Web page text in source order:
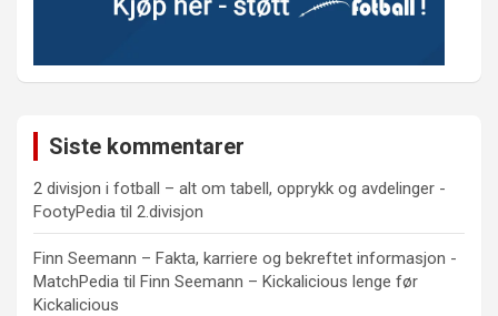
Siste kommentarer
2 divisjon i fotball – alt om tabell, opprykk og avdelinger -
FootyPedia til 2.divisjon
Finn Seemann – Fakta, karriere og bekreftet informasjon -
MatchPedia til Finn Seemann – Kickalicious lenge før
Kickalicious